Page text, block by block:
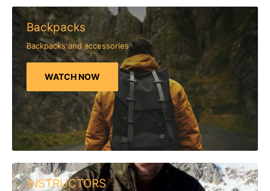
Backpacks
Backpacks and accessories
WATCH NOW
INSTRUCTORS